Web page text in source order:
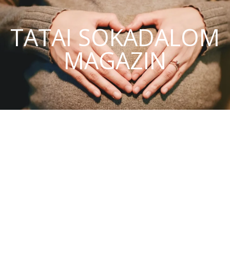
TATAI SOKADALOM
MAGAZIN